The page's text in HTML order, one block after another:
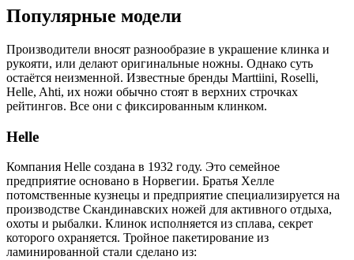
Популярные модели
Производители вносят разнообразие в украшение клинка и
рукояти, или делают оригинальные ножны. Однако суть
остаётся неизменной. Известные бренды Marttiini, Roselli,
Helle, Ahti, их ножи обычно стоят в верхних строчках
рейтингов. Все они с фиксированным клинком.
Helle
Компания Helle создана в 1932 году. Это семейное
предприятие основано в Норвегии. Братья Хелле
потомственные кузнецы и предприятие специализируется на
производстве Скандинавских ножей для активного отдыха,
охоты и рыбалки. Клинок исполняется из сплава, секрет
которого охраняется. Тройное пакетирование из
ламинированной стали сделано из: